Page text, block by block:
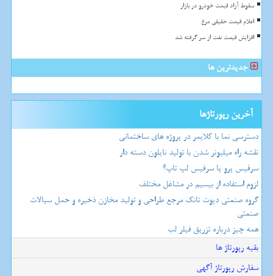
سقوط آزاد قیمت خودرو در بازار
اعلام قیمت حقیقی مرغ
افزایش قیمت نفت از سر گرفته شد
جدیدترین ها
آخرین رپورتاژها
دسترسی نما با کلایمر در پروژه های ساختمانی
نقشه راه میلیونر شدن با تولید نایلون دسته دار
سرفیس پرو یا سرفیس لپ تاپ؟
لزوم استفاده از بیسیم در مشاغل مختلف
گروه صنعتی دپوت تانک مرجع طراحی و تولید مخازن ذخیره و حمل سیالات
صنعتی
همه چیز درباره تزریق فیلر لب
بقیه رپورتاژ ها
سفارش رپورتاژ آگهی